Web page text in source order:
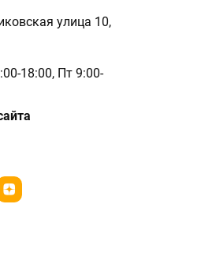
улица 10,
18:00, Пт 9:00-